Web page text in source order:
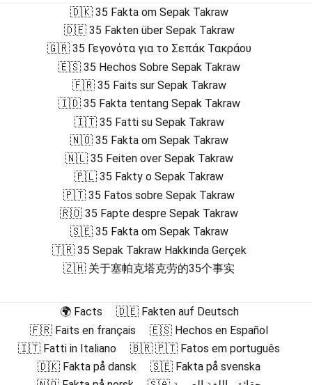
🇩🇰 35 Fakta om Sepak Takraw
🇩🇪 35 Fakten über Sepak Takraw
🇬🇷 35 Γεγονότα για το Σεπάκ Τακράου
🇪🇸 35 Hechos Sobre Sepak Takraw
🇫🇷 35 Faits sur Sepak Takraw
🇮🇩 35 Fakta tentang Sepak Takraw
🇮🇹 35 Fatti su Sepak Takraw
🇳🇴 35 Fakta om Sepak Takraw
🇳🇱 35 Feiten over Sepak Takraw
🇵🇱 35 Fakty o Sepak Takraw
🇵🇹 35 Fatos sobre Sepak Takraw
🇷🇴 35 Fapte despre Sepak Takraw
🇸🇪 35 Fakta om Sepak Takraw
🇹🇷 35 Sepak Takraw Hakkında Gerçek
🇿🇭 关于塞帕克塔克劳的35个事实
🌍 Facts
🇩🇪 Fakten auf Deutsch
🇫🇷 Faits en français
🇪🇸 Hechos en Español
🇮🇹 Fatti in Italiano
🇧🇷 🇵🇹 Fatos em português
🇩🇰 Fakta på dansk
🇸🇪 Fakta på svenska